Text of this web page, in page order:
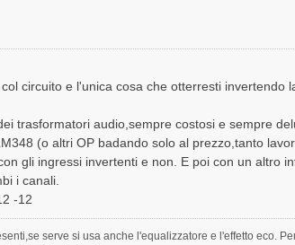
circuito e l'unica cosa che otterresti invertendo
trasformatori audio,sempre costosi e sempre
(o altri OP badando solo al prezzo,tanto
gli ingressi invertenti e non. E poi con un altro
i canali.
-12
serve si usa anche l'equalizzatore e l'effetto eco.